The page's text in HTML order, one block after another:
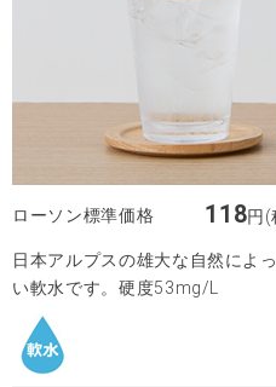
ローソン標準価格 118円(
日本アルプスの雄大な自然によ
い軟水です。硬度53mg/L